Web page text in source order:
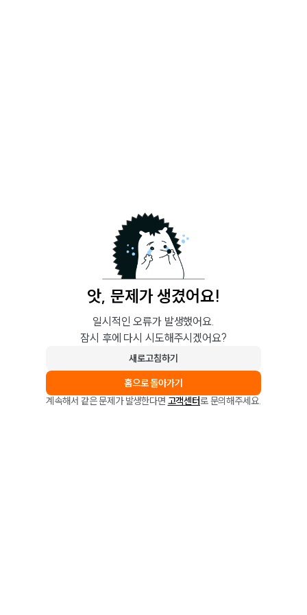
앗, 문제가 생겼어요!
일시적인 오류가 발생했어요.
잠시 후에 다시 시도해주시겠어요?
새로고침하기
홈으로 돌아가기
계속해서 같은 문제가 발생한다면 고객센터로 문의해주세요.